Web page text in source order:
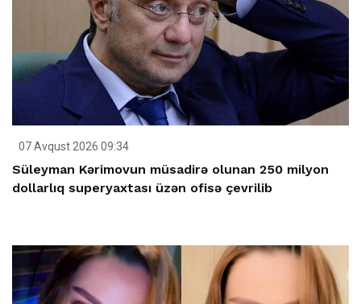
07 Avqust 2026 09:34
Süleyman Kərimovun müsadirə olunan 250 milyon
dollarlıq superyaxtası üzən ofisə çevrilib